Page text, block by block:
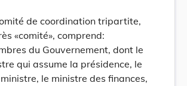
de coordination tripartite,
«comité», comprend:
du Gouvernement, dont le
qui assume la présidence, le
le ministre des finances,